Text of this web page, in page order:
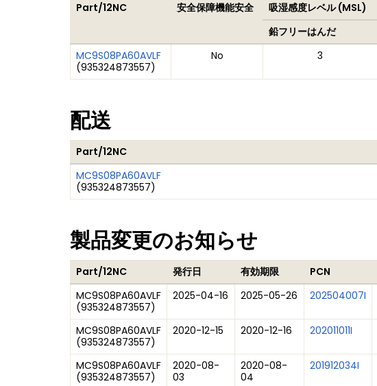
Part/12NC 安全保障機能安全 吸湿感度レベル (MSL)
鉛フリーはんだ
MC9S08PA60AVLF
(935324873557)
No 3
配送
Part/12NC
MC9S08PA60AVLF
(935324873557)
製品変更のお知らせ
Part/12NC 発行日 有効期限 PCN
MC9S08PA60AVLF
(935324873557)
2025-04-16 2025-05-26 202504007I
MC9S08PA60AVLF
(935324873557)
2020-12-15 2020-12-16 202011011I
MC9S08PA60AVLF
(935324873557)
2020-08-
03
2020-08-
04
201912034I